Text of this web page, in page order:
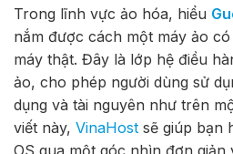
Trong lĩnh vực ảo hóa, hiểu
nắm được cách một máy ảo
máy thật. Đây là lớp hệ điều
ảo, cho phép người dùng sử
dụng và tài nguyên như trên
viết này, VinaHost sẽ giúp bạn